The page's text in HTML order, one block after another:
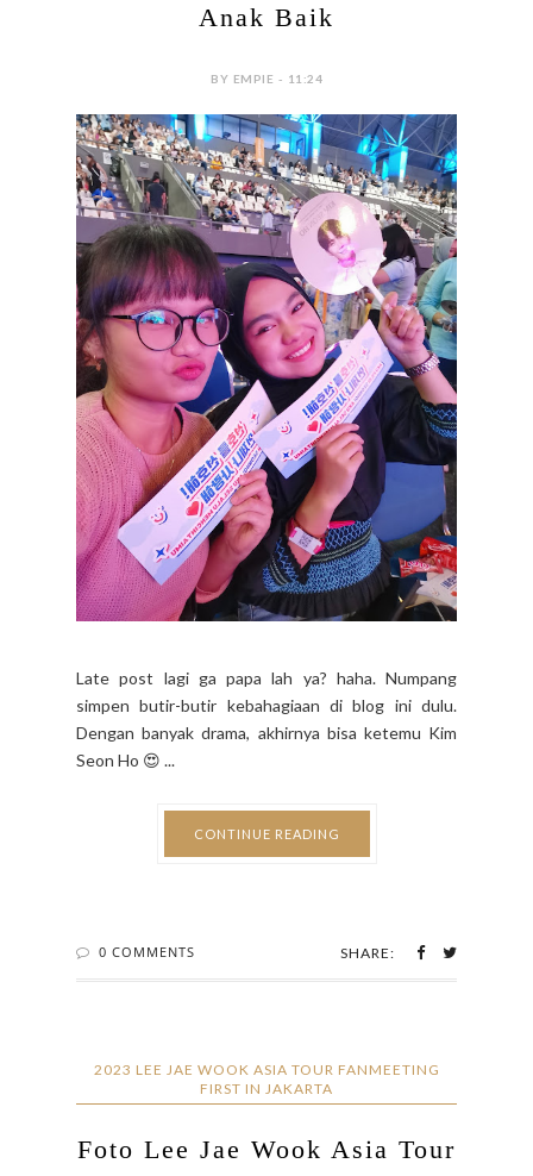
Anak Baik
BY EMPIE - 11:24
Late post lagi ga papa lah ya? haha. Numpang
simpen butir-butir kebahagiaan di blog ini dulu.
Dengan banyak drama, akhirnya bisa ketemu Kim
Seon Ho 😍 ...
CONTINUE READING
0 COMMENTS SHARE:
2023 LEE JAE WOOK ASIA TOUR FANMEETING
FIRST IN JAKARTA
Foto Lee Jae Wook Asia Tour